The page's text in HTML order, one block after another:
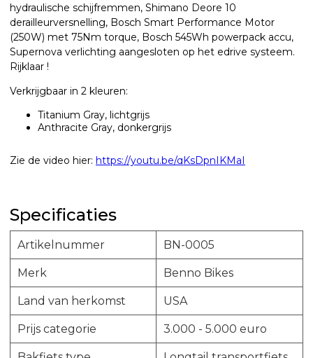
hydraulische schijfremmen, Shimano Deore 10
derailleurversnelling, Bosch Smart Performance Motor
(250W) met 75Nm torque, Bosch 545Wh powerpack accu,
Supernova verlichting aangesloten op het edrive systeem.
Rijklaar !
Verkrijgbaar in 2 kleuren:
Titanium Gray, lichtgrijs
Anthracite Gray, donkergrijs
Zie de video hier: https://youtu.be/qKsDpnIKMaI
Specificaties
Artikelnummer BN-0005
Merk Benno Bikes
Land van herkomst USA
Prijs categorie 3.000 - 5.000 euro